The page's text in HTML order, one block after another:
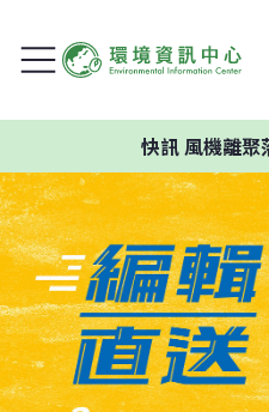
快訊風機離聚